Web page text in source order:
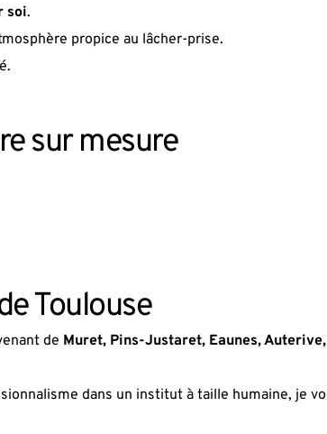
soi.
propice au lâcher-prise.
sur mesure
Toulouse
de Muret, Pins-Justaret, Eaunes,
dans un institut à taille humaine, je